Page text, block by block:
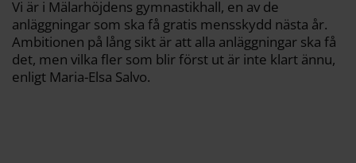
Vi är i Mälarhöjdens gymnastikhall, en av de
anläggningar som ska få gratis mensskydd nästa år.
Ambitionen på lång sikt är att alla anläggningar ska få
det, men vilka fler som blir först ut är inte klart ännu,
enligt Maria-Elsa Salvo.